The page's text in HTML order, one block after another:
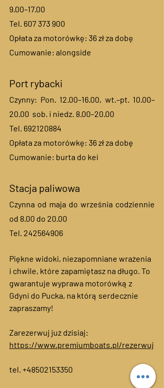
9.00–17.00
Tel. 607 373 900
Opłata za motorówkę: 36 zł za dobę
Cumowanie: alongside
Port rybacki
Czynny: Pon. 12.00–16.00, wt.–pt. 10.00–
20.00  sob. i niedz. 8.00–20.00
Tel. 692120884
Opłata za motorówkę: 36 zł za dobę
Cumowanie: burta do kei
Stacja paliwowa
Czynna od maja do września codziennie
od 8.00 do 20.00
Tel. 242564906
Piękne widoki, niezapomniane wrażenia
i chwile, które zapamiętasz na długo. To
gwarantuje wyprawa motorówką z
Gdyni do Pucka, na którą serdecznie
zapraszamy!
Zarezerwuj już dzisiaj:
https://www.premiumboats.pl/rezerwuj
tel. +48502153350